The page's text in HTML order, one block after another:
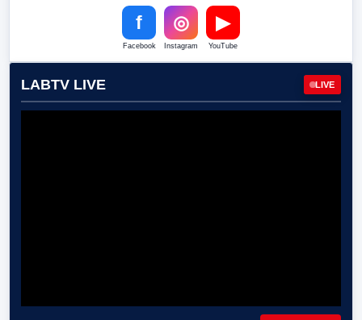
f
Facebook
◎
Instagram
▶
YouTube
LABTV LIVE LIVE